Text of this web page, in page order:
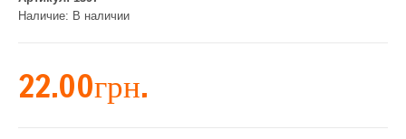
Наличие: В наличии
22.00грн.